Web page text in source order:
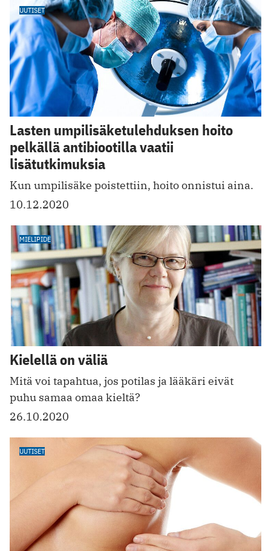
UUTISET
Lasten umpilisäke­tuleh­duksen hoito
pelkällä anti­biootilla vaatii
lisätutkimuksia
Kun umpilisäke poistettiin, hoito onnistui aina.
10.12.2020
MIELIPIDE
Kielellä on väliä
Mitä voi tapahtua, jos potilas ja lääkäri eivät
puhu samaa omaa kieltä?
26.10.2020
UUTISET